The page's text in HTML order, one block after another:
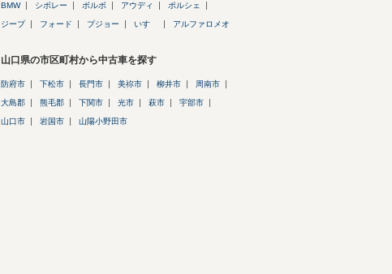
BMW シボレー ボルボ アウディ ポルシェ
ジープ フォード プジョー いすゞ アルファロメオ
山口県の市区町村から中古車を探す
防府市 下松市 長門市 美祢市 柳井市 周南市
大島郡 熊毛郡 下関市 光市 萩市 宇部市
山口市 岩国市 山陽小野田市